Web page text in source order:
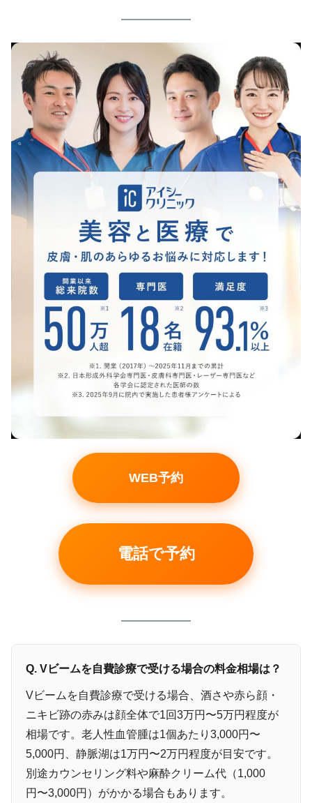
WEB予約
電話で予約
Q. Vビームを自費診療で受ける場合の料金相場は？
Vビームを自費診療で受ける場合、酒さや赤ら顔・
ニキビ跡の赤みは顔全体で1回3万円〜5万円程度が
相場です。老人性血管腫は1個あたり3,000円〜
5,000円、静脈湖は1万円〜2万円程度が目安です。
別途カウンセリング料や麻酔クリーム代（1,000
円〜3,000円）がかかる場合もあります。